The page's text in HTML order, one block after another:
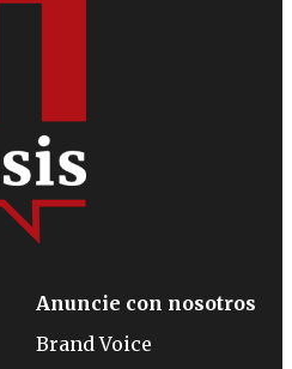
Anuncie con nosotros
Brand Voice